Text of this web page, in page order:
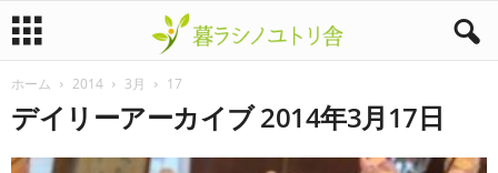
暮ホーム 2014 3月 17
デイリーアーカイブ 2014年3月17日